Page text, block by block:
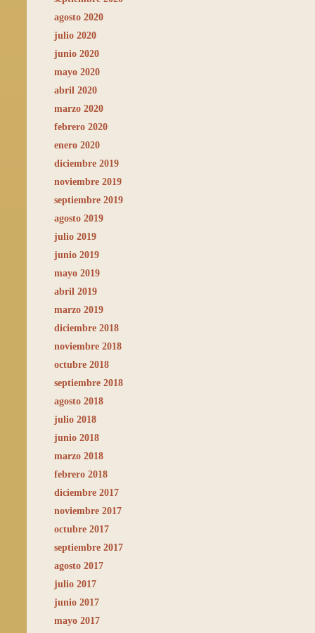
agosto 2020
julio 2020
junio 2020
mayo 2020
abril 2020
marzo 2020
febrero 2020
enero 2020
diciembre 2019
noviembre 2019
septiembre 2019
agosto 2019
julio 2019
junio 2019
mayo 2019
abril 2019
marzo 2019
diciembre 2018
noviembre 2018
octubre 2018
septiembre 2018
agosto 2018
julio 2018
junio 2018
marzo 2018
febrero 2018
diciembre 2017
noviembre 2017
octubre 2017
septiembre 2017
agosto 2017
julio 2017
junio 2017
mayo 2017